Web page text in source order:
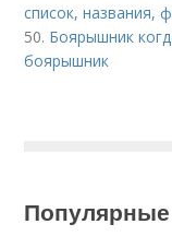
список, названия,
50. Боярышник
боярышник